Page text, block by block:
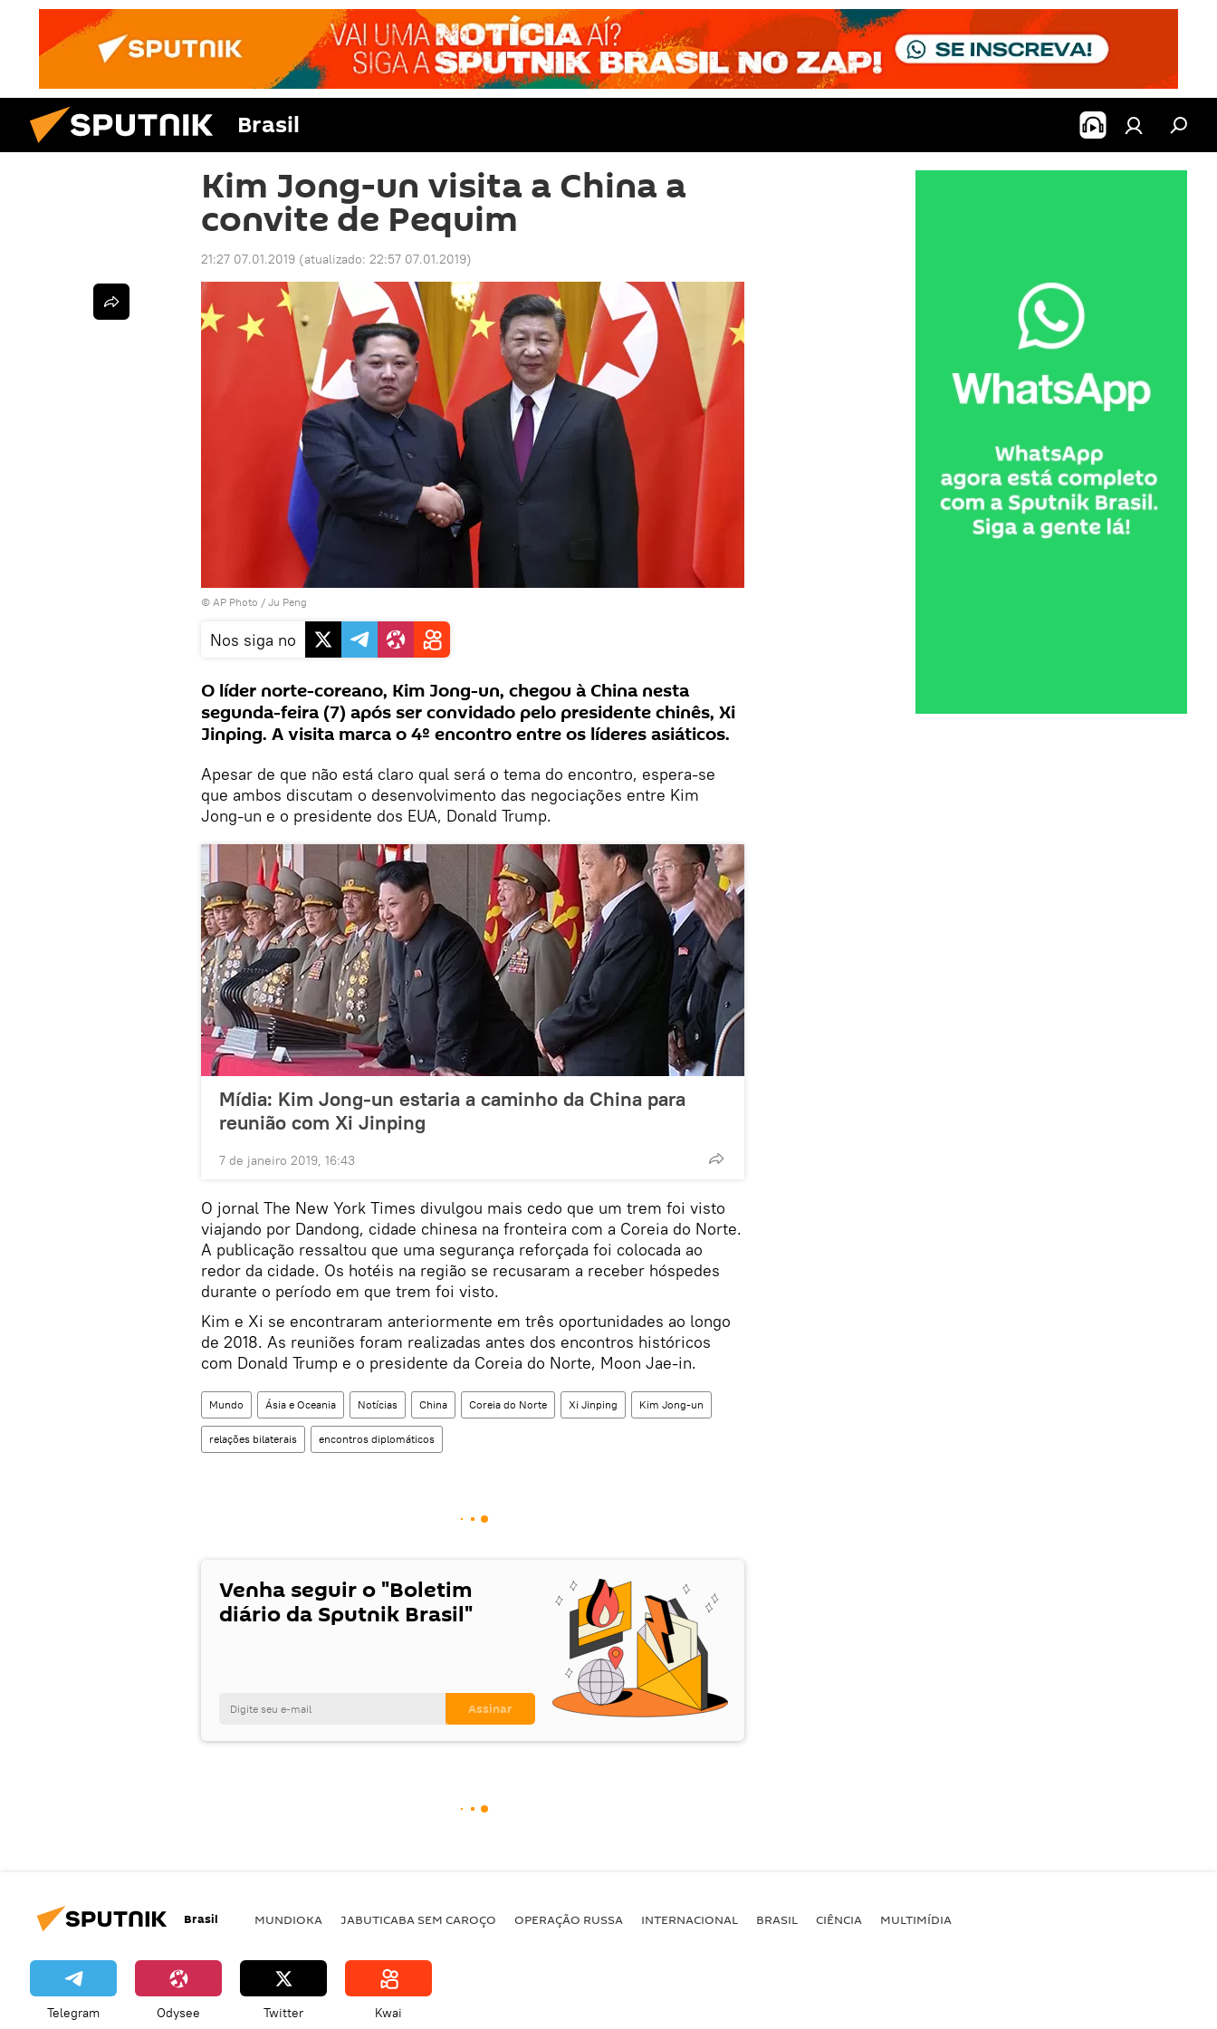
Brasil
Kim Jong-un visita a China a
convite de Pequim
21:27 07.01.2019 (atualizado: 22:57 07.01.2019)
© AP Photo / Ju Peng
Nos siga no
O líder norte-coreano, Kim Jong-un, chegou à China nesta
segunda-feira (7) após ser convidado pelo presidente chinês, Xi
Jinping. A visita marca o 4º encontro entre os líderes asiáticos.
Apesar de que não está claro qual será o tema do encontro, espera-se
que ambos discutam o desenvolvimento das negociações entre Kim
Jong-un e o presidente dos EUA, Donald Trump.
Mídia: Kim Jong-un estaria a caminho da China para
reunião com Xi Jinping
7 de janeiro 2019, 16:43
O jornal The New York Times divulgou mais cedo que um trem foi visto
viajando por Dandong, cidade chinesa na fronteira com a Coreia do Norte.
A publicação ressaltou que uma segurança reforçada foi colocada ao
redor da cidade. Os hotéis na região se recusaram a receber hóspedes
durante o período em que trem foi visto.
Kim e Xi se encontraram anteriormente em três oportunidades ao longo
de 2018. As reuniões foram realizadas antes dos encontros históricos
com Donald Trump e o presidente da Coreia do Norte, Moon Jae-in.
Mundo Ásia e Oceania Notícias China Coreia do Norte Xi Jinping Kim Jong-un
relações bilaterais encontros diplomáticos
Venha seguir o "Boletim
diário da Sputnik Brasil"
Brasil MUNDIOKA JABUTICABA SEM CAROÇO OPERAÇÃO RUSSA INTERNACIONAL BRASIL CIÊNCIA MULTIMÍDIA
Telegram Odysee Twitter Kwai